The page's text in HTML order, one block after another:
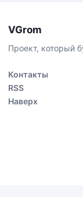
VGrom
Проект, который
Контакты
RSS
Наверх